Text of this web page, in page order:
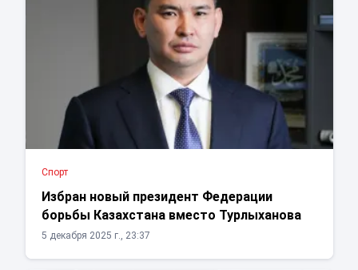
Спорт
Избран новый президент Федерации
борьбы Казахстана вместо Турлыханова
5 декабря 2025 г., 23:37